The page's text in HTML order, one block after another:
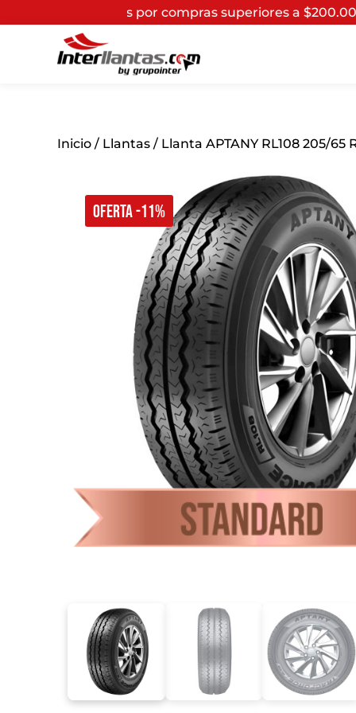
por compras superiores a $200.000*(Aplican
OFERTA -11%
Inicio / Llantas / Llanta APTANY RL108 205/65